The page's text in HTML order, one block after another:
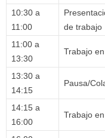
10:30 a
11:00
de trabajo
11:00 a
13:30
Trabajo
13:30 a
14:15
Pausa/
14:15 a
16:00
Trabajo